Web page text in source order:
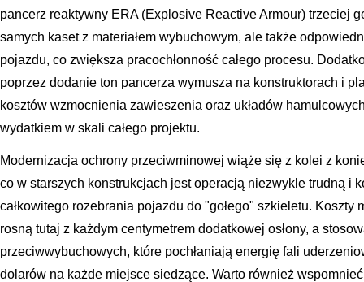
pancerz reaktywny ERA (Explosive Reactive Armour) trzeciej
samych kaset z materiałem wybuchowym, ale także
pojazdu, co zwiększa pracochłonność całego procesu.
poprzez dodanie ton pancerza wymusza na konstruktorach i
kosztów wzmocnienia zawieszenia oraz układów
wydatkiem w skali całego projektu.
Modernizacja ochrony przeciwminowej wiąże się z kolei z
co w starszych konstrukcjach jest operacją niezwykle trudną i
całkowitego rozebrania pojazdu do "gołego" szkieletu.
rosną tutaj z każdym centymetrem dodatkowej osłony, a
przeciwwybuchowych, które pochłaniają energię fali
dolarów na każde miejsce siedzące. Warto również